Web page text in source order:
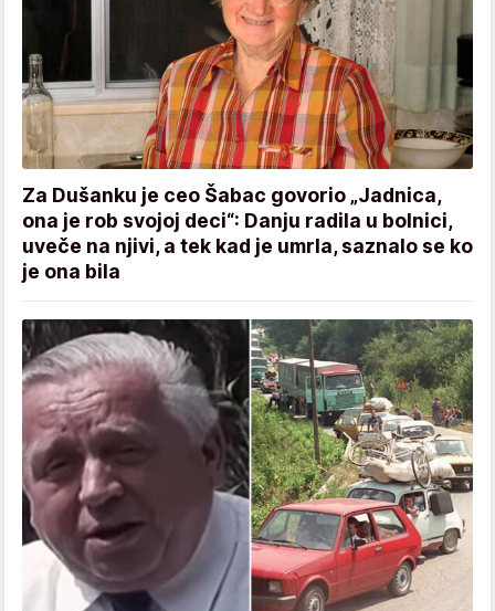
Za Dušanku je ceo Šabac govorio „Jadnica,
ona je rob svojoj deci“: Danju radila u bolnici,
uveče na njivi, a tek kad je umrla, saznalo se ko
je ona bila